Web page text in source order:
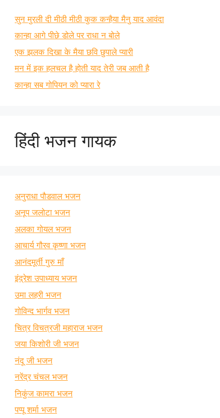
सुन मुरली दी मीठी मीठी कुक कन्हैया मैनु याद आवंदा
कान्हा आगे पीछे डोले पर राधा न बोले
एक झलक दिखा के मैया छवि छुपाले प्यारी
मन में इक हलचल है होती याद तेरी जब आती है
कान्हा सब गोपियन को प्यारा रे
हिंदी भजन गायक
अनुराधा पौडवाल भजन
अनूप जलोटा भजन
अलका गोयल भजन
आचार्य गौरव कृष्णा भजन
आनंदमूर्ती गुरु माँ
इंद्रेश उपाध्याय भजन
उमा लहरी भजन
गोविन्द भार्गव भजन
चित्र विचत्रजी महाराज भजन
जया किशोरी जी भजन
नंदू जी भजन
नरेंद्र चंचल भजन
निकुंज कामरा भजन
पप्पू शर्मा भजन